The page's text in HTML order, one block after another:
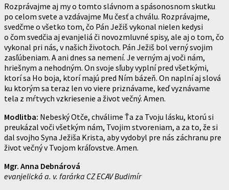
Rozprávajme aj my o tomto slávnom a spásonosnom skutku
po celom svete a vzdávajme Mu česť a chválu. Rozprávajme,
svedčme o všetko tom, čo Pán Ježiš vykonal nielen kedysi
o čom svedčia aj evanjeliá či novozmluvné spisy, ale aj o tom, čo
vykonal pri nás, v našich životoch. Pán Ježiš bol verný svojim
zasľúbeniam. A ani dnes sa nemení. Je verným aj voči nám,
hriešnym a nehodným. On svoje sľuby vyplní pred všetkými,
ktorí sa Ho boja, ktorí majú pred Ním bázeň. On naplní aj slová
ku ktorým sa teraz len vo viere priznávame, keď vyznávame
tela z mŕtvych vzkriesenie a život večný. Amen.
Modlitba: Nebeský Otče, chválime Ťa za Tvoju lásku, ktorú si
preukázal voči všetkým nám, Tvojim stvoreniam, a za to, že si
dal svojho Syna Ježiša Krista, aby vydobyl pre nás záchranu pre
život večný v Tvojom kráľovstve. Amen.
Mgr. Anna Debnárová
evanjelická a. v. farárka CZ ECAV Budimír